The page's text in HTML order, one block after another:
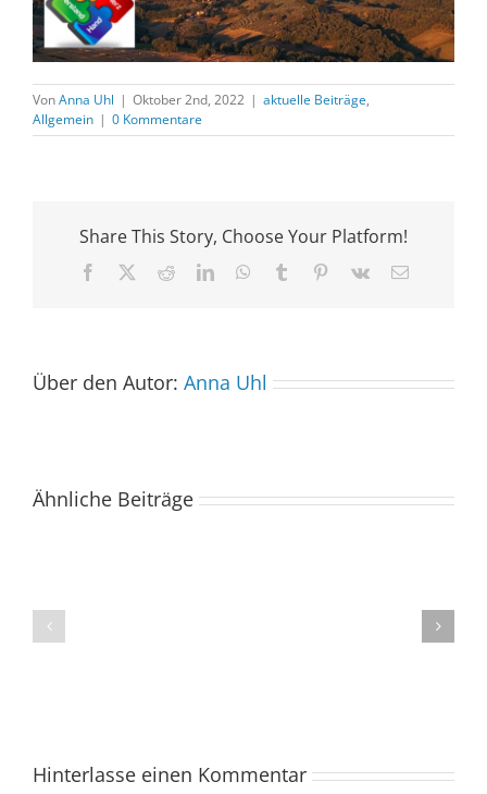
VonAnna Uhl | Oktober 2nd, 2022 | aktuelle Beiträge,
Allgemein | 0 Kommentare
Share This Story, Choose Your Platform!
Facebook RedditLinkedInWhatsApp
Tumblr Pinterest
Vk
E-
Über den Autor: Anna Uhl
Ähnliche Beiträge
dabei
begeistert
Publikum
Hinterlasse einen Kommentar